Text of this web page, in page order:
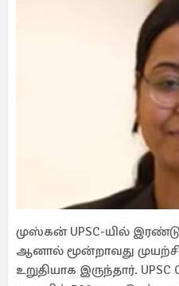
முஸ்கன் UPSC-யில்
ஆனால் மூன்றாவது
உறுதியாக இருந்தார்.